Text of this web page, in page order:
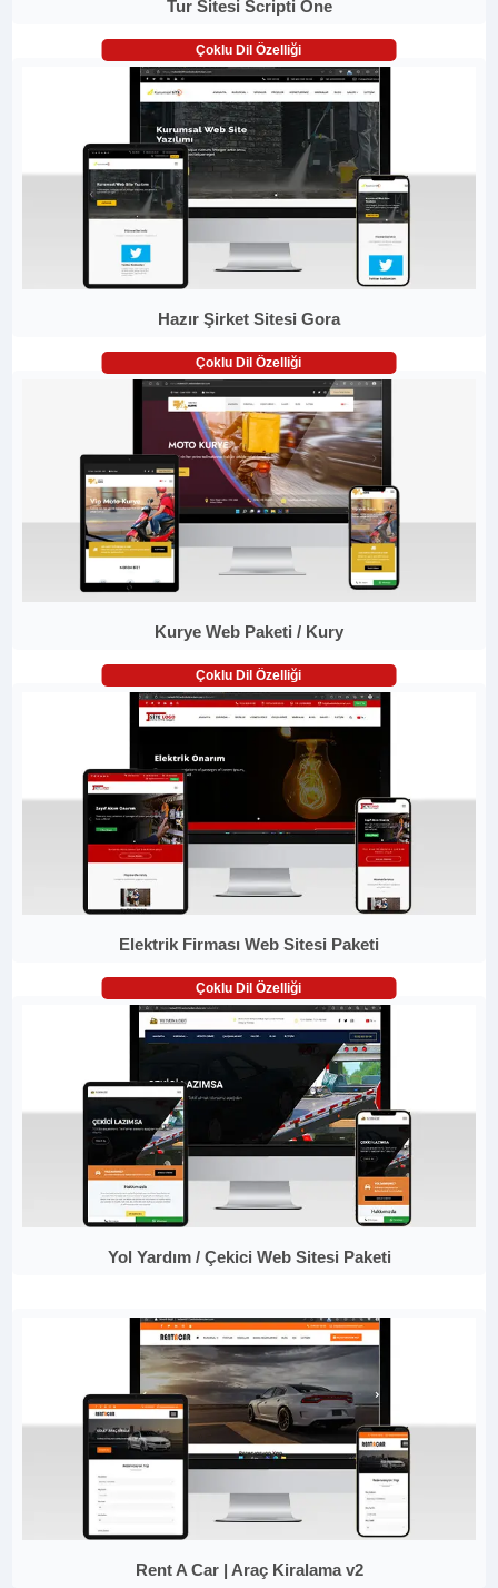
Tur Sitesi Scripti One
Çoklu Dil Özelliği
Hazır Şirket Sitesi Gora
Çoklu Dil Özelliği
Kurye Web Paketi / Kury
Çoklu Dil Özelliği
Elektrik Firması Web Sitesi Paketi
Çoklu Dil Özelliği
Yol Yardım / Çekici Web Sitesi Paketi
Rent A Car | Araç Kiralama v2